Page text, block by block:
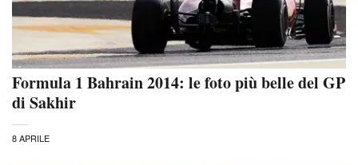
Formula 1 Bahrain 2014: le foto più belle del GP
di Sakhir
8 APRILE